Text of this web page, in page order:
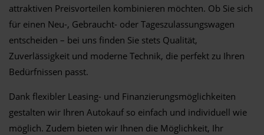
attraktiven Preisvorteilen kombinieren möchten. Ob Sie sich
für einen Neu-, Gebraucht- oder Tageszulassungswagen
entscheiden – bei uns finden Sie stets Qualität,
Zuverlässigkeit und moderne Technik, die perfekt zu Ihren
Bedürfnissen passt.
Dank flexibler Leasing- und Finanzierungsmöglichkeiten
gestalten wir Ihren Autokauf so einfach und individuell wie
möglich. Zudem bieten wir Ihnen die Möglichkeit, Ihr